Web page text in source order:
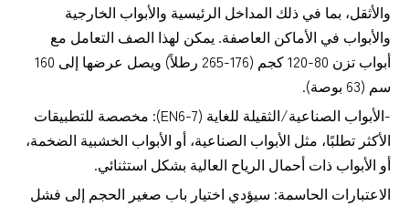
والأثقل، بما في ذلك المداخل الرئيسية والأبواب الخارجية
والأبواب في الأماكن العاصفة. يمكن لهذا الصف التعامل مع
أبواب تزن 80-120 كجم (176-265 رطلاً) ويصل عرضها إلى 160
سم (63 بوصة).
-الأبواب الصناعية/الثقيلة للغاية (EN6-7): مخصصة للتطبيقات
الأكثر تطلبًا، مثل الأبواب الصناعية، أو الأبواب الخشبية الضخمة،
أو الأبواب ذات أحمال الرياح العالية بشكل استثنائي.
الاعتبارات الحاسمة: سيؤدي اختيار باب صغير الحجم إلى فشل